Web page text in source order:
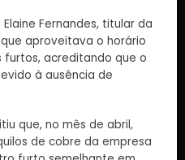
Fernandes, titular da
aproveitava o horário
acreditando que o
à ausência de
que, no mês de abril,
de cobre da empresa